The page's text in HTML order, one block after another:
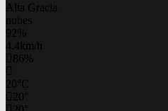
Alta Gracia
nubes
92%
4.4km/h
86%
20 C
20